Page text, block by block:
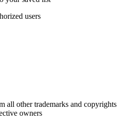
users
all other trademarks and copyrights
owners